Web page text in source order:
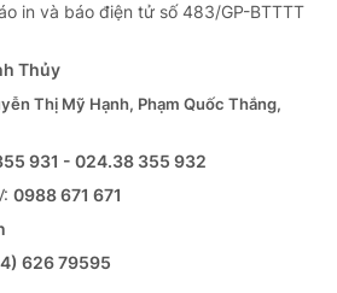
in và báo điện tử số 483/GP-BTTTT
Thủy
Thị Mỹ Hạnh, Phạm Quốc Thắng,
931 - 024.38 355 932
0988 671 671
626 79595